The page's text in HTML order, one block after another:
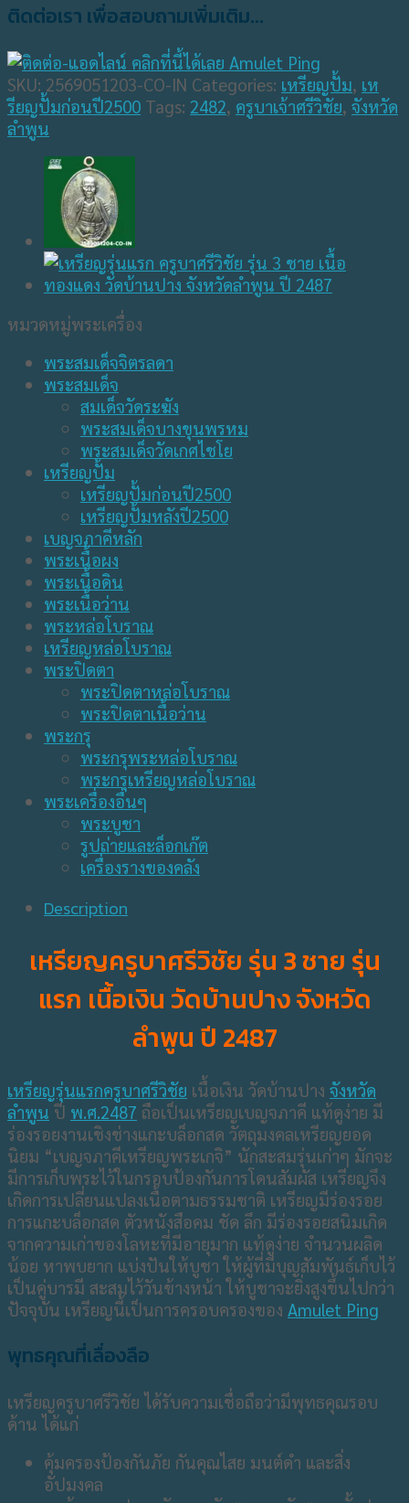
ติดต่อเรา เพื่อสอบถามเพิ่มเติม...
SKU: 2569051203-CO-IN Categories: เหรียญปั้ม, เห
รียญปั้มก่อนปี2500 Tags: 2482, ครูบาเจ้าศรีวิชัย, จังหวัด
ลำพูน
หมวดหมู่พระเครื่อง
พระสมเด็จจิตรลดา
พระสมเด็จ
สมเด็จวัดระฆัง
พระสมเด็จบางขุนพรหม
พระสมเด็จวัดเกศไชโย
เหรียญปั้ม
เหรียญปั้มก่อนปี2500
เหรียญปั้มหลังปี2500
เบญจภาคีหลัก
พระเนื้อผง
พระเนื้อดิน
พระเนื้อว่าน
พระหล่อโบราณ
เหรียญหล่อโบราณ
พระปิดตา
พระปิดตาหล่อโบราณ
พระปิดตาเนื้อว่าน
พระกรุ
พระกรุพระหล่อโบราณ
พระกรุเหรียญหล่อโบราณ
พระเครื่องอื่นๆ
พระบูชา
รูปถ่ายและล็อกเก๊ต
เครื่องรางของคลัง
Description
เหรียญครูบาศรีวิชัย รุ่น 3 ชาย รุ่น
แรก เนื้อเงิน วัดบ้านปาง จังหวัด
ลำพูน ปี 2487
เหรียญรุ่นแรกครูบาศรีวิชัย เนื้อเงิน วัดบ้านปาง จังหวัด
ลำพูน ปี พ.ศ.2487 ถือเป็นเหรียญเบญจภาคี แท้ดูง่าย มี
ร่องรอยงานเชิงช่างแกะบล็อกสด วัตถุมงคลเหรียญยอด
นิยม “เบญจภาคีเหรียญพระเกจิ” นักสะสมรุ่นเก่าๆ มักจะ
มีการเก็บพระไว้ในกรอบป้องกันการโดนสัมผัส เหรียญจึง
เกิดการเปลี่ยนแปลงเนื้อตามธรรมชาติ เหรียญมีร่องรอย
การแกะบล็อกสด ตัวหนังสือคม ชัด ลึก มีร่องรอยสนิมเกิด
จากความเก่าของโลหะที่มีอายุมาก แท้ดูง่าย จำนวนผลิด
น้อย หาพบยาก แบ่งปันให้บูชา ให้ผู้ที่มีบุญสัมพันธ์เก็บไว้
เป็นคู่บารมี สะสมไว้วันข้างหน้า ให้บูชาจะยิ่งสูงขึ้นไปกว่า
ปัจจุบัน เหรียญนี้เป็นการครอบครองของ Amulet Ping
พุทธคุณที่เลื่องลือ
เหรียญครูบาศรีวิชัย ได้รับความเชื่อถือว่ามีพุทธคุณรอบ
ด้าน ได้แก่
คุ้มครองป้องกันภัย กันคุณไสย มนต์ดำ และสิ่ง
อัปมงคล